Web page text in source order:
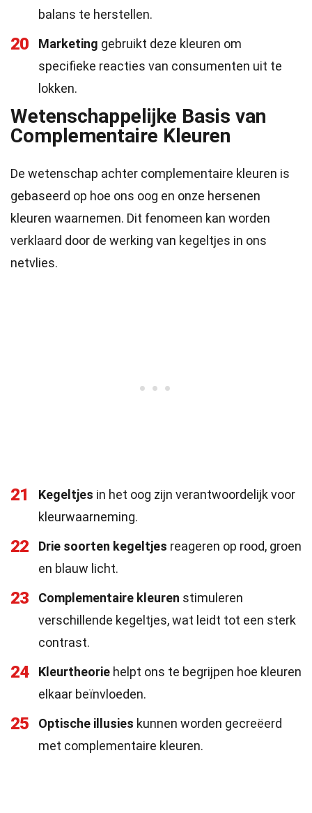
balans te herstellen.
20 Marketing gebruikt deze kleuren om
specifieke reacties van consumenten uit te
lokken.
Wetenschappelijke Basis van
Complementaire Kleuren
De wetenschap achter complementaire kleuren is
gebaseerd op hoe ons oog en onze hersenen
kleuren waarnemen. Dit fenomeen kan worden
verklaard door de werking van kegeltjes in ons
netvlies.
21 Kegeltjes in het oog zijn verantwoordelijk voor
kleurwaarneming.
22 Drie soorten kegeltjes reageren op rood, groen
en blauw licht.
23 Complementaire kleuren stimuleren
verschillende kegeltjes, wat leidt tot een sterk
contrast.
24 Kleurtheorie helpt ons te begrijpen hoe kleuren
elkaar beïnvloeden.
25 Optische illusies kunnen worden gecreëerd
met complementaire kleuren.